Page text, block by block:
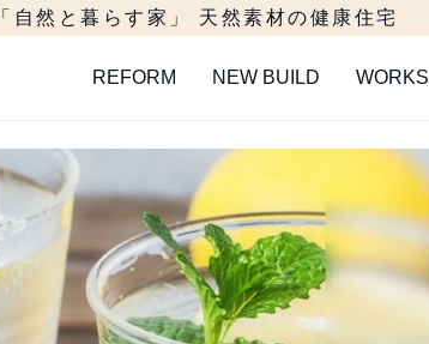
「自然と暮らす家」 天然素材の健康住宅
REFORM NEW BUILD WORKS